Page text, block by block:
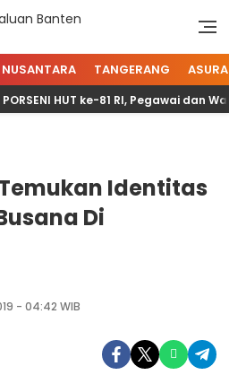
NUSANTARA TANGERANG
HUT ke-81 RI, Pegawai dan
Identitas
Di
- 04:42 WIB